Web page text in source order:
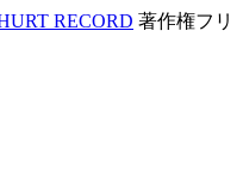
著作権フリ